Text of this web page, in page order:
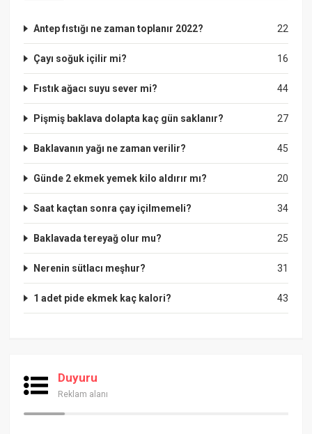
22
Antep fıstığı ne zaman toplanır 2022?
16
Çayı soğuk içilir mi?
44
Fıstık ağacı suyu sever mi?
27
Pişmiş baklava dolapta kaç gün saklanır?
45
Baklavanın yağı ne zaman verilir?
20
Günde 2 ekmek yemek kilo aldırır mı?
34
Saat kaçtan sonra çay içilmemeli?
25
Baklavada tereyağ olur mu?
31
Nerenin sütlacı meşhur?
43
1 adet pide ekmek kaç kalori?
Duyuru
Reklam alanı